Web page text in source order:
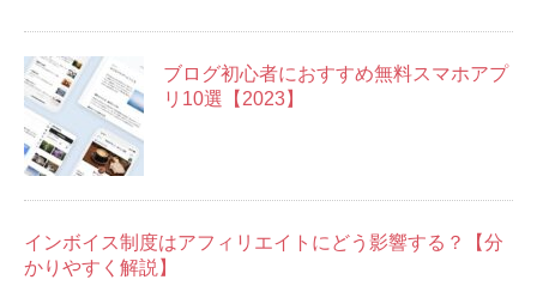
ブログ初心者におすすめ無料スマホアプ
リ10選【2023】
インボイス制度はアフィリエイトにどう影響する？【分
かりやすく解説】